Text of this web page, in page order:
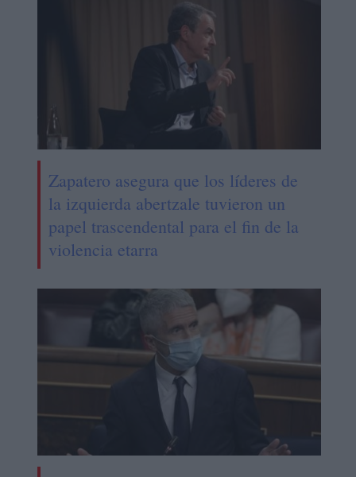
Zapatero asegura que los líderes de
la izquierda abertzale tuvieron un
papel trascendental para el fin de la
violencia etarra